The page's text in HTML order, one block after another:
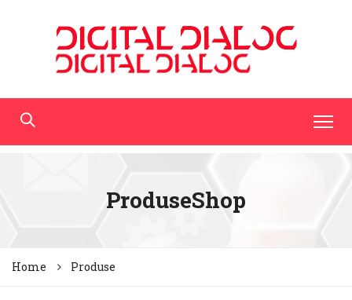
ProduseShop
Home Produse